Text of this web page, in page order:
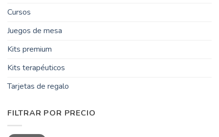
Cursos
Juegos de mesa
Kits premium
Kits terapéuticos
Tarjetas de regalo
FILTRAR POR PRECIO